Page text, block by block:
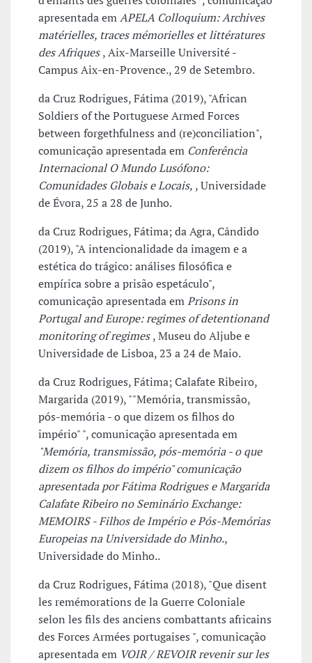
apresentada emAPELA Colloquium: Archives
matérielles, traces mémorielles et littératures
des Afriques, Aix-Marseille Université -
Campus Aix-en-Provence., 29 de Setembro.
da Cruz Rodrigues, Fátima (2019), "African
Soldiers of the Portuguese Armed Forces
between forgethfulness and (re)conciliation",
comunicação apresentada em Conferência
Internacional O Mundo Lusófono:
Comunidades Globais e Locais, , Universidade
de Évora, 25 a 28 de Junho.
da Cruz Rodrigues, Fátima; da Agra, Cândido
(2019), "A intencionalidade da imagem e a
estética do trágico: análises filosófica e
empírica sobre a prisão espetáculo",
comunicação apresentada emPrisons in
Portugal and Europe: regimes of detentionand
monitoring of regimes, Museu do Aljube e
Universidade de Lisboa, 23 a 24 de Maio.
da Cruz Rodrigues, Fátima; Calafate Ribeiro,
Margarida (2019), ""Memória, transmissão,
pós-memória - o que dizem os filhos do
império" ", comunicação apresentada em
"Memória, transmissão, pós-memória - o que
dizem os filhos do império" comunicação
apresentada por Fátima Rodrigues e Margarida
Calafate Ribeiro no Seminário Exchange:
MEMOIRS - Filhos de Império e Pós-Memórias
Europeias na Universidade do Minho.,
Universidade do Minho..
da Cruz Rodrigues, Fátima (2018), "Que disent
les remémorations de la Guerre Coloniale
selon les fils des anciens combattants africains
des Forces Armées portugaises ", comunicação
apresentada em VOIR / REVOIR revenir sur les